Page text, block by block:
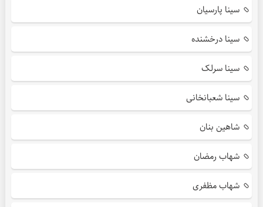
سینا پارسیان
سینا درخشنده
سینا سرلک
سینا شعبانخانی
شاهین بنان
شهاب رمضان
شهاب مظفری